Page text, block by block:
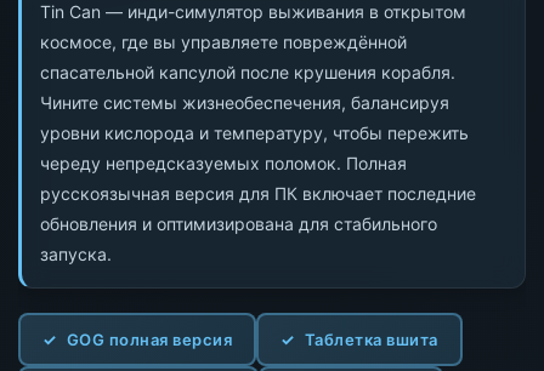
Tin Can — инди-симулятор выживания в открытом
космосе, где вы управляете повреждённой
спасательной капсулой после крушения корабля.
Чините системы жизнеобеспечения, балансируя
уровни кислорода и температуру, чтобы пережить
череду непредсказуемых поломок. Полная
русскоязычная версия для ПК включает последние
обновления и оптимизирована для стабильного
запуска.
GOG полная версия Таблетка вшита